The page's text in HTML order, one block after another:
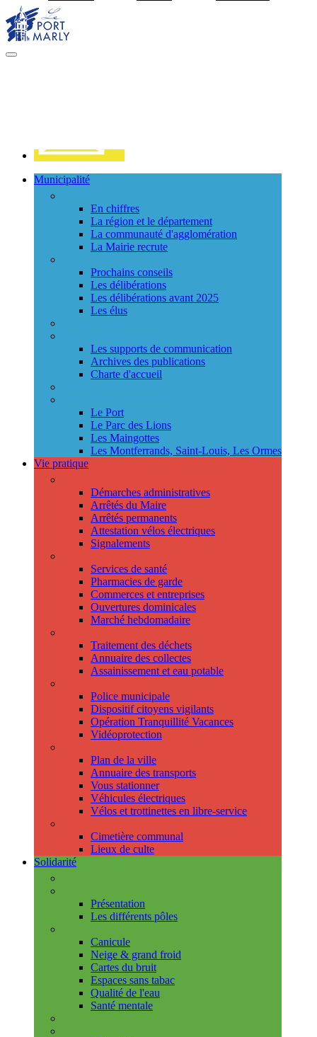
MENU
Municipalité
En chiffres
La région et le département
La communauté d'agglomération
La Mairie recrute
Prochains conseils
Les délibérations
Les délibérations avant 2025
Les élus
Les supports de communication
Archives des publications
Charte d'accueil
Le Port
Le Parc des Lions
Les Maingottes
Les Montferrands, Saint-Louis, Les Ormes
Vie pratique
Démarches administratives
Arrêtés du Maire
Arrêtés permanents
Attestation vélos électriques
Signalements
Services de santé
Pharmacies de garde
Commerces et entreprises
Ouvertures dominicales
Marché hebdomadaire
Traitement des déchets
Annuaire des collectes
Assainissement et eau potable
Police municipale
Dispositif citoyens vigilants
Opération Tranquillité Vacances
Vidéoprotection
Plan de la ville
Annuaire des transports
Vous stationner
Véhicules électriques
Vélos et trottinettes en libre-service
Cimetière communal
Lieux de culte
Solidarité
Présentation
Les différents pôles
Canicule
Neige & grand froid
Cartes du bruit
Espaces sans tabac
Qualité de l'eau
Santé mentale